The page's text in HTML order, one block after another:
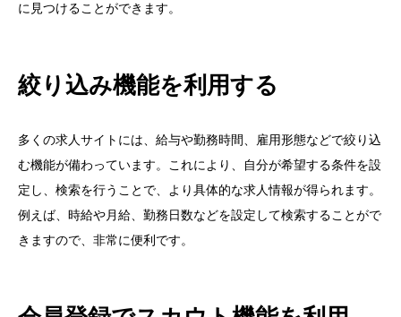
に見つけることができます。
絞り込み機能を利用する
多くの求人サイトには、給与や勤務時間、雇用形態などで絞り込
む機能が備わっています。これにより、自分が希望する条件を設
定し、検索を行うことで、より具体的な求人情報が得られます。
例えば、時給や月給、勤務日数などを設定して検索することがで
きますので、非常に便利です。